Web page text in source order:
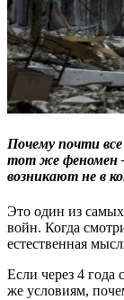
Почему почти
тот же феномен
возникают не в
Это один из
войн. Когда
естественная
Если через 4
же условиям,